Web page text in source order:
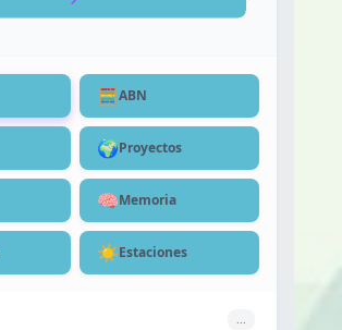
🧮ABN
🌍Proyectos
🧠Memoria
☀️Estaciones
...